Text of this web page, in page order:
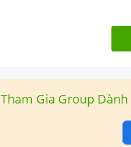
Tham Gia Group Dành